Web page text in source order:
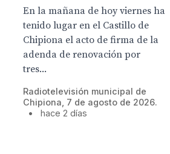
En la mañana de hoy viernes ha
tenido lugar en el Castillo de
Chipiona el acto de firma de la
adenda de renovación por
tres...
Radiotelevisión municipal de
Chipiona, 7 de agosto de 2026.
•
hace 2 días